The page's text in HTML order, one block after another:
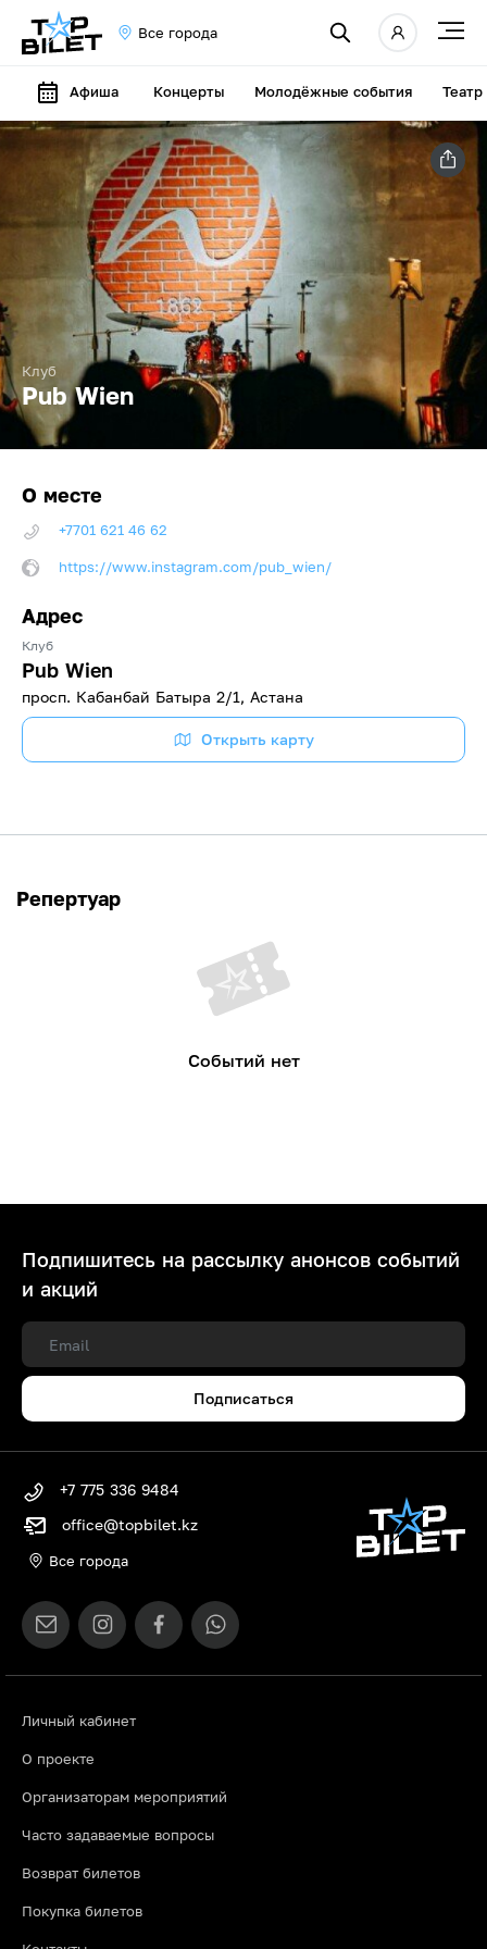
Все города
Афиша Концерты Молодёжные события Театр
Клуб
Pub Wien
О месте
+7701 621 46 62
https://www.instagram.com/pub_wien/
Адрес
Клуб
Pub Wien
просп. Кабанбай Батыра 2/1, Астана
Открыть карту
Репертуар
Событий нет
Подпишитесь на рассылку анонсов событий
и акций
Подписаться
Личный кабинет
О проекте
Организаторам мероприятий
Часто задаваемые вопросы
Возврат билетов
Покупка билетов
+7 775 336 9484
office@topbilet.kz
Все города